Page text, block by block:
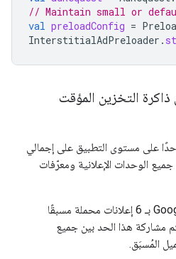
// Maintain small or
val preloadConfig =
InterstitialAdPreloader
التخزين المؤقت
مستوى التطبيق على إجمالي
الوحدات الإعلانية ومعرّفات
الحدّ التلقائي: تحتفظ Google بـ 6 إعلانات محملة مسبقًا
هذا الحد بين جميع